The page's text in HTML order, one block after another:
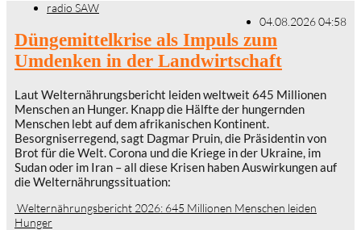
radio SAW
04.08.2026 04:58
Düngemittelkrise als Impuls zum
Umdenken in der Landwirtschaft
Laut Welternährungsbericht leiden weltweit 645 Millionen
Menschen an Hunger. Knapp die Hälfte der hungernden
Menschen lebt auf dem afrikanischen Kontinent.
Besorgniserregend, sagt Dagmar Pruin, die Präsidentin von
Brot für die Welt. Corona und die Kriege in der Ukraine, im
Sudan oder im Iran – all diese Krisen haben Auswirkungen auf
die Welternährungssituation:
Welternährungsbericht 2026: 645 Millionen Menschen leiden
Hunger